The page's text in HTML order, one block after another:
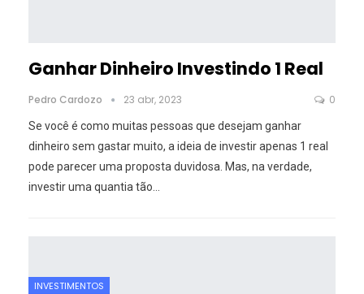
Ganhar Dinheiro Investindo 1 Real
Pedro Cardozo 23 abr, 2023 0
Se você é como muitas pessoas que desejam ganhar
dinheiro sem gastar muito, a ideia de investir apenas 1 real
pode parecer uma proposta duvidosa. Mas, na verdade,
investir uma quantia tão…
INVESTIMENTOS